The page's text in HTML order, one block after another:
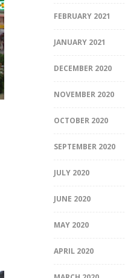
FEBRUARY 2021
JANUARY 2021
DECEMBER 2020
NOVEMBER 2020
OCTOBER 2020
SEPTEMBER 2020
JULY 2020
JUNE 2020
MAY 2020
APRIL 2020